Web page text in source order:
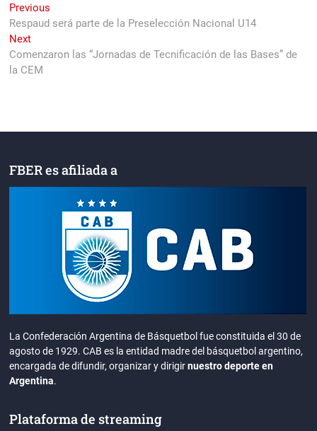
Navegación
de
entradas
Previous
post:
Respaud será parte de la Preselección Nacional U14
NextNext
post:
Comenzaron las “Jornadas de Tecnificación de las Bases” de
la CEM
FBER es afiliada a
La Confederación Argentina de Básquetbol fue constituida el 30 de
agosto de 1929. CAB es la entidad madre del básquetbol argentino,
encargada de difundir, organizar y dirigirnuestro deporte en
Argentina.
Plataforma de streaming